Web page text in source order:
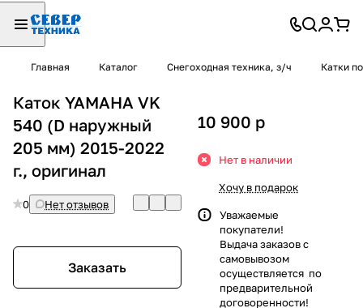
Главная Каталог Снегоходная техника, з/ч Катки
Каток YAMAHA VK
540 (D наружный
205 мм) 2015-2022
г., оригинал
0 Нет отзывов
Заказать
10 900 p
Нет в наличии
Хочу в подарок
Уважаемые
покупатели!
Выдача заказов с
самовывозом
осуществляется по
предварительной
договоренности!